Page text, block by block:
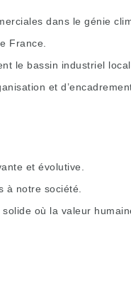
dans le génie
France.
le bassin industriel
et
et évolutive.
à notre société.
où la valeur